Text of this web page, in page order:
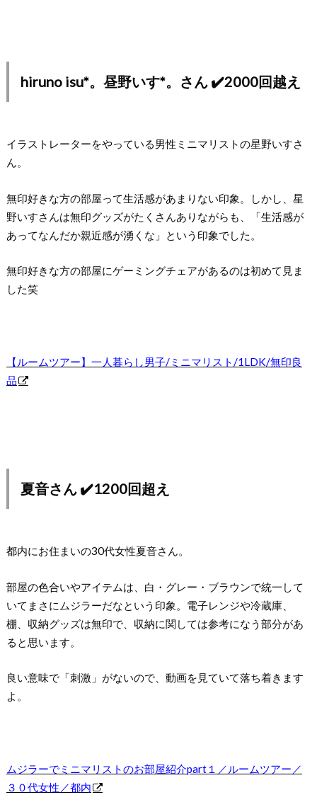
hiruno isu*。昼野いす*。さん ✔️2000回越え
イラストレーターをやっている男性ミニマリストの星野いすさ
ん。
無印好きな方の部屋って生活感があまりない印象。しかし、星
野いすさんは無印グッズがたくさんありながらも、「生活感が
あってなんだか親近感が湧くな」という印象でした。
無印好きな方の部屋にゲーミングチェアがあるのは初めて見ま
した笑
【ルームツアー】一人暮らし男子/ミニマリスト/1LDK/無印良
品
夏音さん ✔️1200回超え
都内にお住まいの30代女性夏音さん。
部屋の色合いやアイテムは、白・グレー・ブラウンで統一して
いてまさにムジラーだなという印象。電子レンジや冷蔵庫、
棚、収納グッズは無印で、収納に関しては参考になう部分があ
ると思います。
良い意味で「刺激」がないので、動画を見ていて落ち着きます
よ。
ムジラーでミニマリストのお部屋紹介part１／ルームツアー／
３０代女性／都内